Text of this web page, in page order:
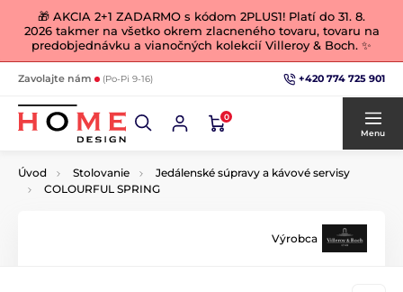
🎁 AKCIA 2+1 ZADARMO s kódom 2PLUS1! Platí do 31. 8.
2026 takmer na všetko okrem zlacneného tovaru, tovaru na
predobjednávku a vianočných kolekcií Villeroy & Boch. ✨
Zavolajte nám (Po-Pi 9-16) +420 774 725 901
0
Menu
Úvod Stolovanie
Jedálenské súpravy a kávové servisy
COLOURFUL SPRING
Výrobca